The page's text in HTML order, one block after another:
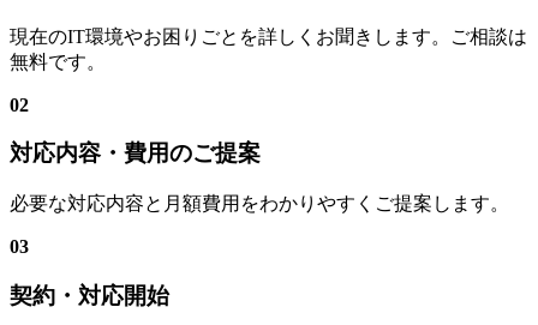
現在のIT環境やお困りごとを詳しくお聞きします。ご相談は
無料です。
02
対応内容・費用のご提案
必要な対応内容と月額費用をわかりやすくご提案します。
03
契約・対応開始